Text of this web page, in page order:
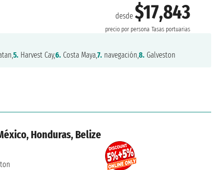
desde$17,843
precio por persona Tasas portuarias
5. Harvest Cay,6. Costa Maya,7. navegación,8. Galveston
Honduras, Belize